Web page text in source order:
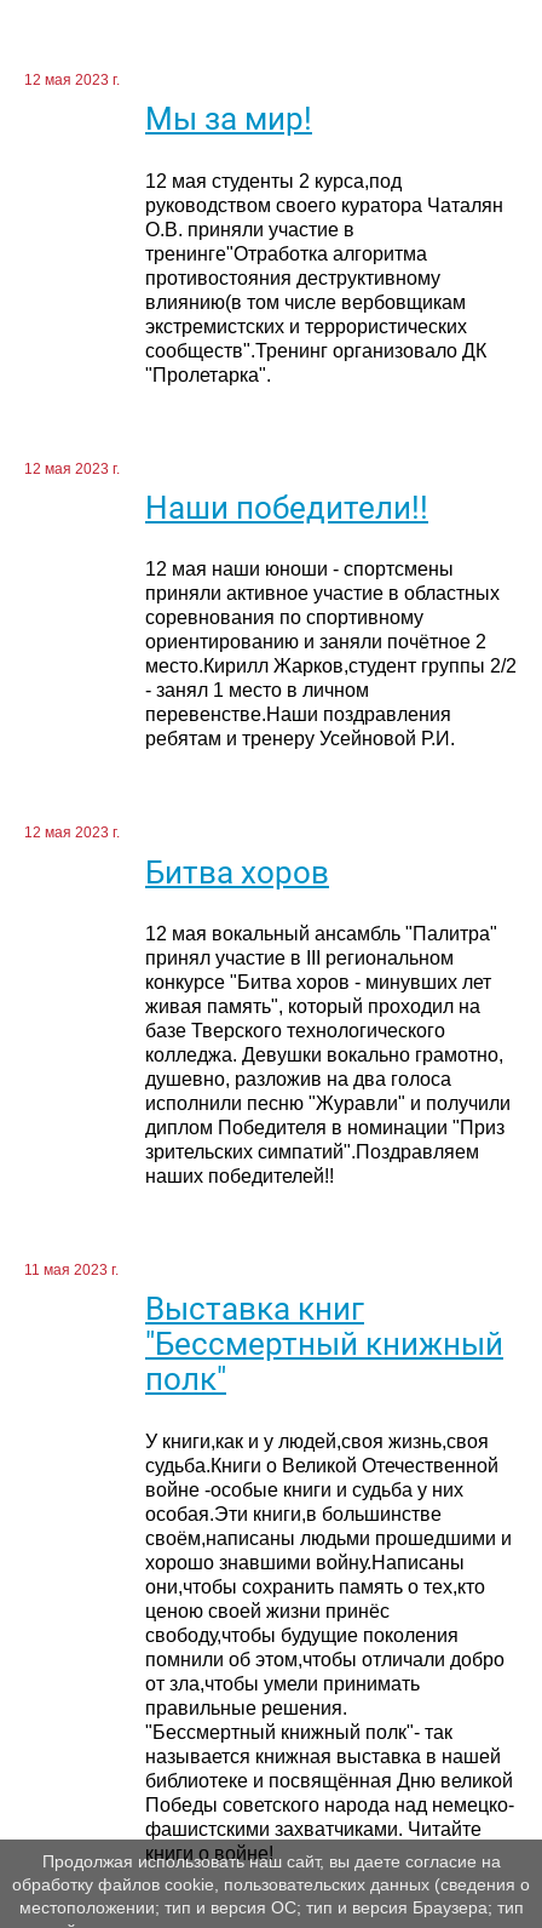
12 мая 2023 г.
Мы за мир!
12 мая студенты 2 курса,под
руководством своего куратора Чаталян
О.В. приняли участие в
тренинге"Отработка алгоритма
противостояния деструктивному
влиянию(в том числе вербовщикам
экстремистских и террористических
сообществ".Тренинг организовало ДК
"Пролетарка".
12 мая 2023 г.
Наши победители!!
12 мая наши юноши - спортсмены
приняли активное участие в областных
соревнования по спортивному
ориентированию и заняли почётное 2
место.Кирилл Жарков,студент группы 2/2
- занял 1 место в личном
перевенстве.Наши поздравления
ребятам и тренеру Усейновой Р.И.
12 мая 2023 г.
Битва хоров
12 мая вокальный ансамбль "Палитра"
принял участие в III региональном
конкурсе "Битва хоров - минувших лет
живая память", который проходил на
базе Тверского технологического
колледжа. Девушки вокально грамотно,
душевно, разложив на два голоса
исполнили песню "Журавли" и получили
диплом Победителя в номинации "Приз
зрительских симпатий".Поздравляем
наших победителей!!
11 мая 2023 г.
Выставка книг
"Бессмертный книжный
полк"
У книги,как и у людей,своя жизнь,своя
судьба.Книги о Великой Отечественной
войне -особые книги и судьба у них
особая.Эти книги,в большинстве
своём,написаны людьми прошедшими и
хорошо знавшими войну.Написаны
они,чтобы сохранить память о тех,кто
ценою своей жизни принёс
свободу,чтобы будущие поколения
помнили об этом,чтобы отличали добро
от зла,чтобы умели принимать
правильные решения.
"Бессмертный книжный полк"- так
называется книжная выставка в нашей
библиотеке и посвящённая Дню великой
Победы советского народа над немецко-
фашистскими захватчиками. Читайте
книги о войне!
Продолжая использовать наш сайт, вы даете согласие на
обработку файлов cookie, пользовательских данных (сведения о
местоположении; тип и версия ОС; тип и версия Браузера; тип